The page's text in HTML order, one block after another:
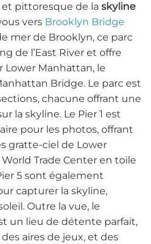
pittoresque de la skyline
vers Brooklyn Bridge
mer de Brooklyn, ce parc
de l’East River et offre
Lower Manhattan, le
Bridge. Le parc est
chacune offrant une
la skyline. Le Pier 1 est
pour les photos, offrant
gratte-ciel de Lower
Trade Center en toile
5 sont également
capturer la skyline,
Outre la vue, le
un lieu de détente parfait,
aires de jeux, et des